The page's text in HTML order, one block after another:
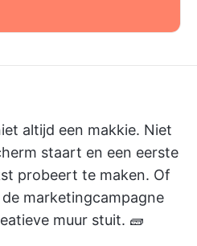
altijd een makkie. Niet
staart en een eerste
probeert te maken. Of
marketingcampagne
muur stuit. 🧱